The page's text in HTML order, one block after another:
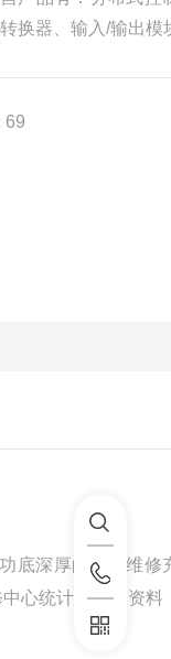
换器、输入/输出模
69
底深厚的人对维修
心统计出来的资料